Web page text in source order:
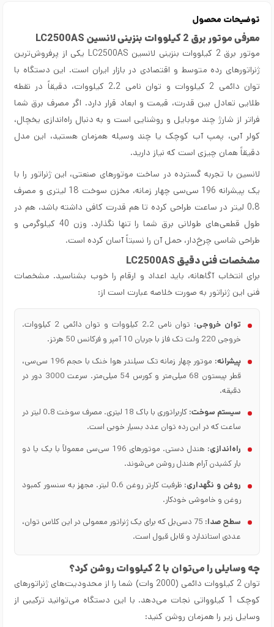
توضیحات محصول
معرفی موتور برق 2 کیلووات بنزینی لانسین LC2500AS
موتور برق 2 کیلووات بنزینی لانسین LC2500AS یکی از پرفروش‌ترین
ژنراتورهای رده متوسط و اقتصادی در بازار ایران است. این دستگاه با
توان دائمی 2 کیلووات و توان نامی 2.2 کیلووات، دقیقاً در نقطه
طلایی تعادل بین قدرت، قیمت و ابعاد قرار دارد. اگر مصرف برق شما
فراتر از شارژ چند موبایل و روشنایی است و به دنبال راه‌اندازی یخچال،
کولر آبی، پمپ آب کوچک یا چند وسیله همزمان هستید، این مدل
دقیقاً همان چیزی است که نیاز دارید.
لانسین با تجربه گسترده در ساخت موتورهای صنعتی، این ژنراتور را با
یک پیشرانه 196 سی‌سی چهار زمانه، مخزن سوخت 18 لیتری و مصرف
0.8 لیتر در ساعت طراحی کرده تا هم قدرت کافی داشته باشد، هم در
طول قطعی‌های طولانی برق شما را تنها نگذارد. وزن 40 کیلوگرمی و
طراحی شاسی چرخ‌دار، حمل آن را نسبتاً آسان کرده است.
مشخصات فنی دقیق LC2500AS
برای انتخاب آگاهانه، باید اعداد و ارقام را خوب بشناسید. مشخصات
فنی این ژنراتور به صورت خلاصه عبارت است از:
توان خروجی:
توان نامی 2.2 کیلووات و توان دائمی 2 کیلووات.
خروجی 220 ولت تک فاز با جریان 10 آمپر و فرکانس 50 هرتز.
پیشرانه:
موتور چهار زمانه تک سیلندر هوا خنک با حجم 196 سی‌سی،
قطر پیستون 68 میلی‌متر و کورس 54 میلی‌متر. سرعت 3000 دور در
دقیقه.
سیستم سوخت:
کاربراتوری با باک 18 لیتری. مصرف سوخت 0.8 لیتر در
ساعت که در این رده توان عدد بسیار خوبی است.
راه‌اندازی:
هندل دستی. موتورهای 196 سی‌سی معمولاً با یک یا دو
بار کشیدن آرام هندل روشن می‌شوند.
روغن و نگهداری:
ظرفیت کارتر روغن 0.6 لیتر. مجهز به سنسور کمبود
روغن و خاموشی خودکار.
سطح صدا:
75 دسی‌بل که برای یک ژنراتور معمولی در این کلاس توان،
عددی استاندارد و قابل قبول است.
چه وسایلی را می‌توان با 2 کیلووات روشن کرد؟
توان 2 کیلووات دائمی (2000 وات) شما را از محدودیت‌های ژنراتورهای
کوچک 1 کیلوواتی نجات می‌دهد. با این دستگاه می‌توانید ترکیبی از
وسایل زیر را همزمان روشن کنید: